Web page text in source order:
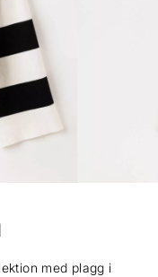
med plagg i